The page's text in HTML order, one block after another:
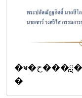
�ҹ�ح���ླ��ç��Ӿ�к���ҵ��蹤
�